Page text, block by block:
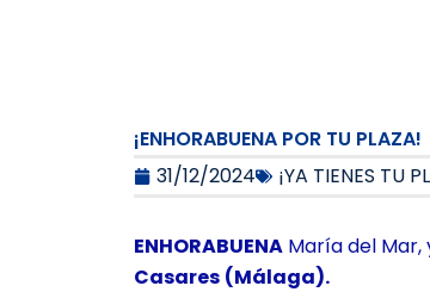
¡ENHORABUENA POR TU PLAZA!
31/12/2024
¡YA TIENES TU
ENHORABUENA María del Mar,
Casares (Málaga).